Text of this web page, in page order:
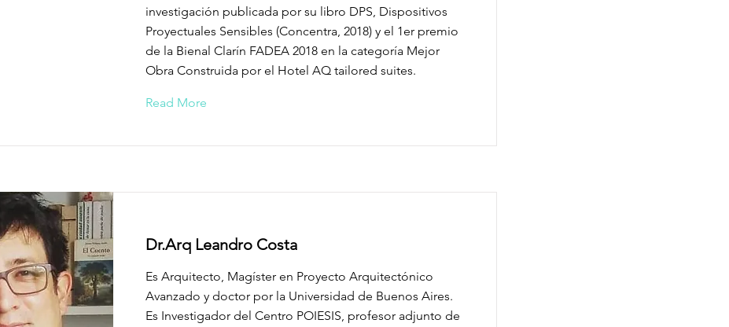
investigación publicada por su libro DPS, Dispositivos
Proyectuales Sensibles (Concentra, 2018) y el 1er premio
de la Bienal Clarín FADEA 2018 en la categoría Mejor
Obra Construida por el Hotel AQ tailored suites.
Read More
Dr.Arq Leandro Costa
Es Arquitecto, Magíster en Proyecto Arquitectónico
Avanzado y doctor por la Universidad de Buenos Aires.
Es Investigador del Centro POIESIS, profesor adjunto de